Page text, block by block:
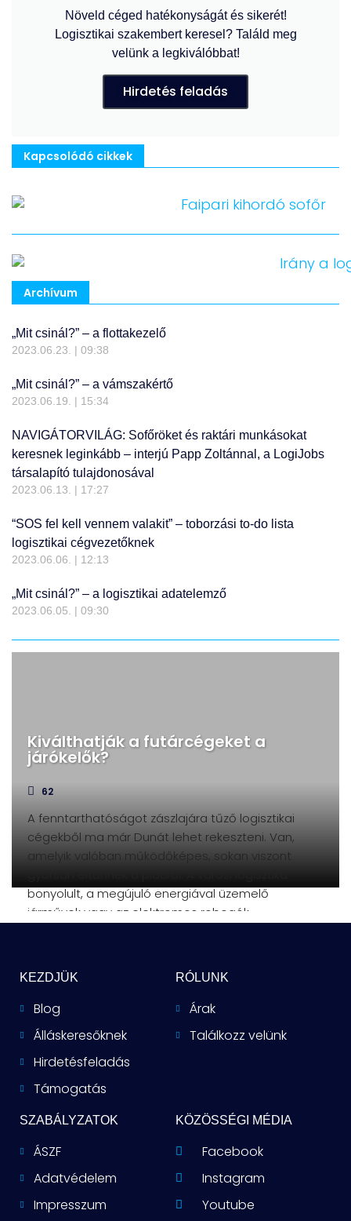
Növeld céged hatékonyságát és sikerét!
Logisztikai szakembert keresel? Találd meg
velünk a legkiválóbbat!
Hirdetés feladás
Kapcsolódó cikkek
Archívum
„Mit csinál?” – a flottakezelő
2023.06.23. 09:38
„Mit csinál?” – a vámszakértő
2023.06.19. 15:34
NAVIGÁTORVILÁG: Sofőröket és raktári munkásokat
keresnek leginkább – interjú Papp Zoltánnal, a LogiJobs
társalapító tulajdonosával
2023.06.13. 17:27
“SOS fel kell vennem valakit” – toborzási to-do lista
logisztikai cégvezetőknek
2023.06.06. 12:13
„Mit csinál?” – a logisztikai adatelemző
2023.06.05. 09:30
Kiválthatják a futárcégeket a
járókelők?
62
A fenntarthatóságot zászlajára tűző logisztikai
cégekből ma már Dunát lehet rekeszteni. Van,
amelyik valóban működőképes, sokan viszont
bonyolult, a megújuló energiával üzemelő
járművek vagy az elektromos robogók
KEZDJÜK
Blog
Álláskeresőknek
Hirdetésfeladás
Támogatás
RÓLUNK
Árak
Találkozz velünk
SZABÁLYZATOK
ÁSZF
Adatvédelem
Impresszum
KÖZÖSSÉGI MÉDIA
Facebook
Instagram
Youtube